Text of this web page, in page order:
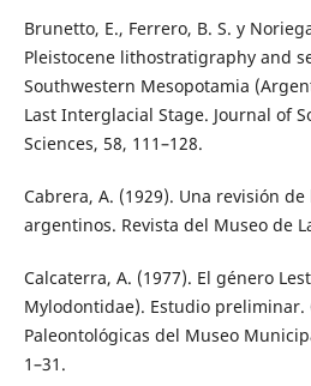
Brunetto, E., Ferrero, B. S. y
Pleistocene lithostratigraphy and
Southwestern Mesopotamia
Last Interglacial Stage. Journal of
Sciences, 58, 111–128.
Cabrera, A. (1929). Una revisión
argentinos. Revista del Museo de
Calcaterra, A. (1977). El género
Mylodontidae). Estudio preliminar.
Paleontológicas del Museo
1–31.